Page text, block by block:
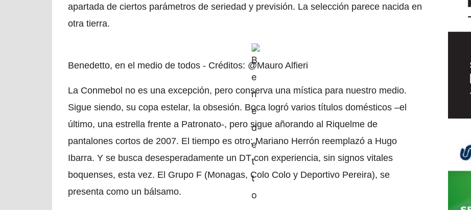
apartada de ciertos parámetros de seriedad y previsión. La selección parece nacida en
otra tierra.
Benedetto, en el medio de todos - Créditos: @Mauro Alfieri
La Conmebol no es una excepción, pero conserva una mística para nuestro medio.
Sigue siendo, su copa estelar, la obsesión. Boca logró varios títulos domésticos –el
último, una estrella frente a Patronato-, pero sigue añorando al Riquelme de
pantalones cortos de 2007. El tiempo es otro: Mariano Herrón reemplazó a Hugo
Ibarra. Y se busca desesperadamente un DT con experiencia, sin signos vitales
boquenses, esta vez. El Grupo F (Monagas, Colo Colo y Deportivo Pereira), se
presenta como un bálsamo.